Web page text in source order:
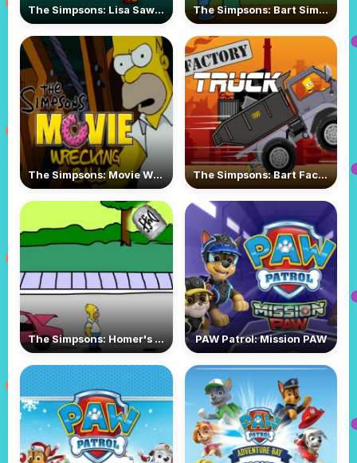
The Simpsons: Lisa Saw Game The Simpsons: Bart Simpson Saw Game
The Simpsons: Movie Wrecking Ball The Simpsons: Bart Factory Truck
The Simpsons: Homer's Beer Run PAW Patrol: Mission PAW